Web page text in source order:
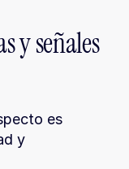
y señales
es
y